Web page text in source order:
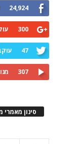
24,924
300
47
307
סינון